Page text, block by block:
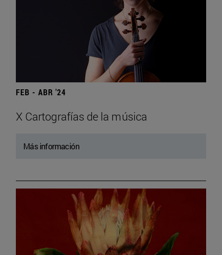
FEB - ABR '24
X Cartografías de la música
Más información